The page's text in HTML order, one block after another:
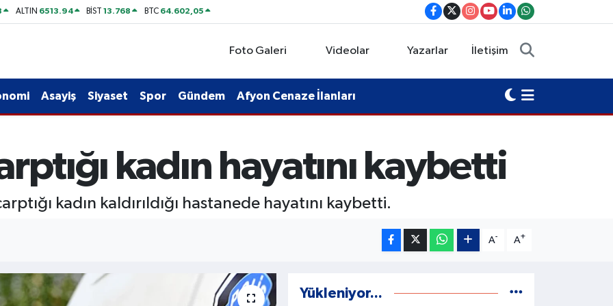
ALTIN 6513.94 BİST13.768 BTC 64.602,05
Foto Galeri Videolar Yazarlar İletişim
Asayiş Siyaset Spor Gündem Afyon Cenaze İlanları
kadın hayatını kaybetti
kadın kaldırıldığı hastanede hayatını kaybetti.
A- A+
Yükleniyor...